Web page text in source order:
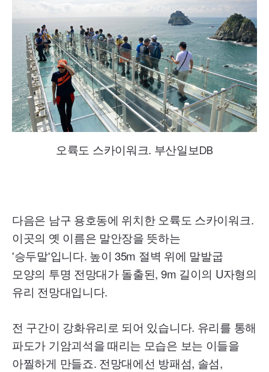
오륙도 스카이워크. 부산일보DB
다음은 남구 용호동에 위치한 오륙도 스카이워크.
이곳의 옛 이름은 말안장을 뜻하는
'승두말'입니다. 높이 35m 절벽 위에 말발굽
모양의 투명 전망대가 돌출된, 9m 길이의 U자형의
유리 전망대입니다.
전 구간이 강화유리로 되어 있습니다. 유리를 통해
파도가 기암괴석을 때리는 모습은 보는 이들을
아찔하게 만들죠. 전망대에선 방패섬, 솔섬,